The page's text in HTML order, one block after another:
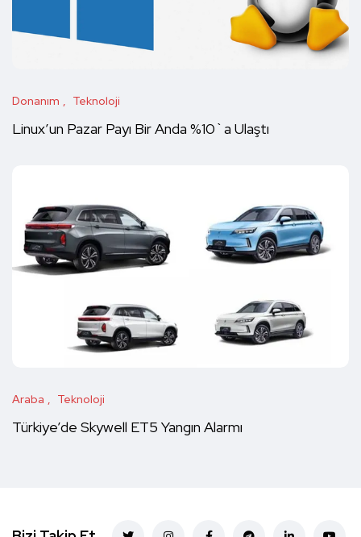
Donanım Teknoloji
Linux’un Pazar Payı Bir Anda %10`a Ulaştı
Araba Teknoloji
Türkiye’de Skywell ET5 Yangın Alarmı